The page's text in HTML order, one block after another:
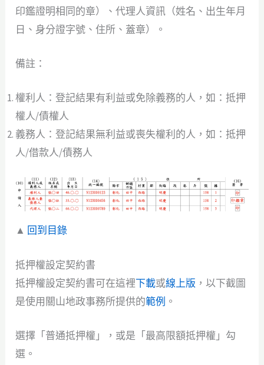
印鑑證明相同的章）、代理人資訊（姓名、出生年月
日、身分證字號、住所、蓋章）。
備註：
權利人：登記結果有利益或免除義務的人，如：抵押
權人/債權人
義務人：登記結果無利益或喪失權利的人，如：抵押
人/借款人/債務人
▲ 回到目錄
抵押權設定契約書
抵押權設定契約書可在這裡下載或線上版 ，以下截圖
是使用關山地政事務所提供的範例 。
選擇「普通抵押權」，或是「最高限額抵押權」勾
選。